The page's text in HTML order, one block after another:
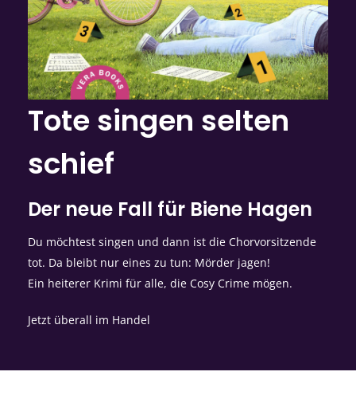
Tote singen selten
schief
Der neue Fall für Biene Hagen
Du möchtest singen und dann ist die Chorvorsitzende
tot. Da bleibt nur eines zu tun: Mörder jagen!
Ein heiterer Krimi für alle, die Cosy Crime mögen.
Jetzt überall im Handel